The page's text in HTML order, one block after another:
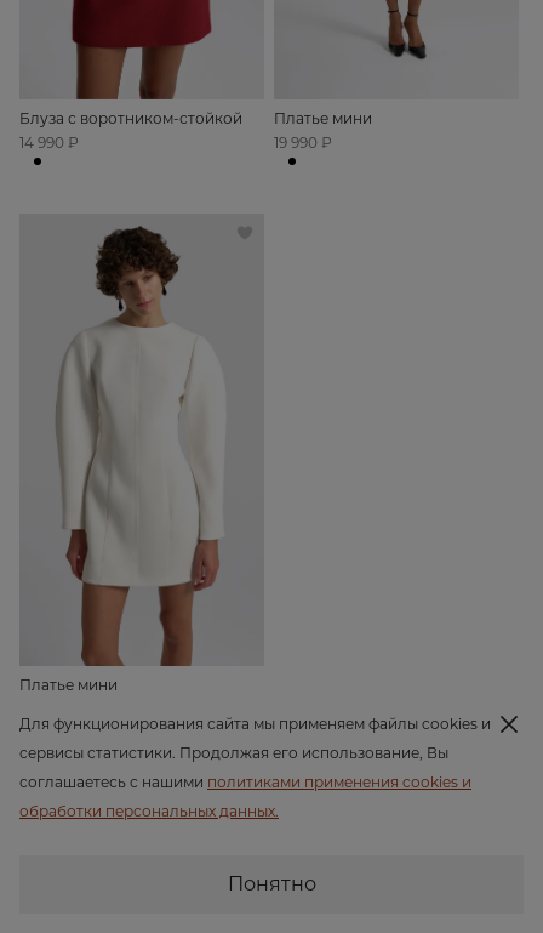
Для функционирования сайта мы применяем файлы cookies и
сервисы статистики. Продолжая его использование, Вы
соглашаетесь с нашими политиками применения cookies и
обработки персональных данных.
Понятно
Блуза с воротником-стойкой
14 990 ₽
Платье мини
19 990 ₽
Платье мини